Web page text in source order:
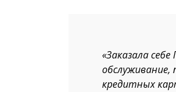
«Заказала
кредитных